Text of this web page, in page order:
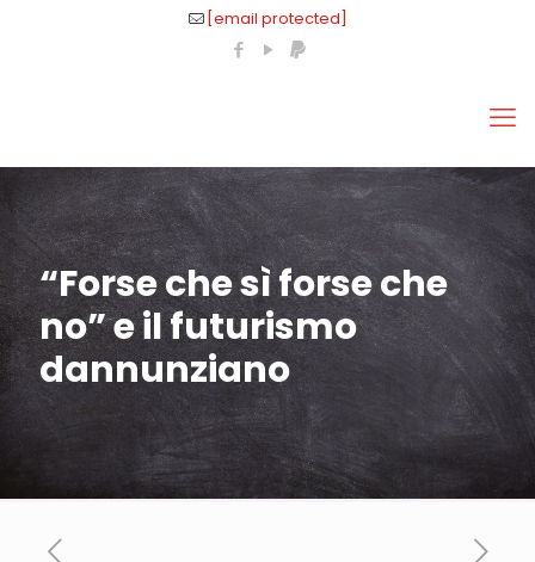
[email protected]
“Forse che sì forse che
no” e il futurismo
dannunziano